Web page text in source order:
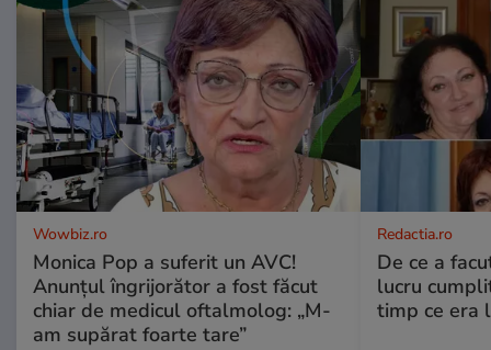
Wowbiz.ro
Monica Pop a suferit un AVC!
Anunțul îngrijorător a fost făcut
chiar de medicul oftalmolog: „M-
am supărat foarte tare”
Redactia.ro
De ce a
lucru
timp ce era